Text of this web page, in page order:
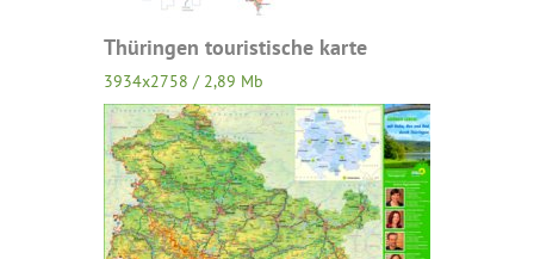
Thüringen touristische karte
3934x2758 / 2,89 Mb